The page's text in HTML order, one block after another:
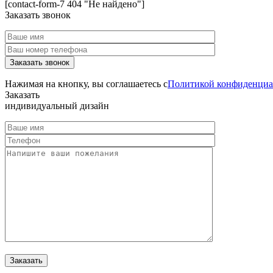
[contact-form-7 404 "Не найдено"]
Заказать звонок
Нажимая на кнопку, вы соглашаетесь сПолитикой
Заказать
индивидуальный дизайн